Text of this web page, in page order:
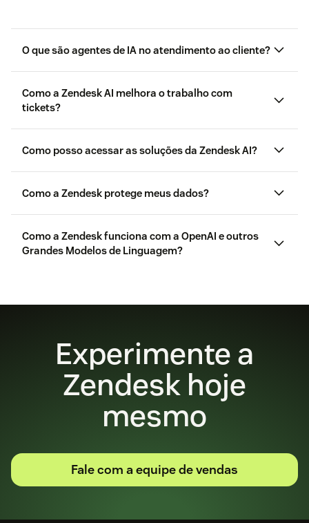
O que são agentes de IA no atendimento ao cliente?
Como a Zendesk AI melhora o trabalho com
tickets?
Como posso acessar as soluções da Zendesk AI?
Como a Zendesk protege meus dados?
Como a Zendesk funciona com a OpenAI e outros
Grandes Modelos de Linguagem?
Experimente a
Zendesk hoje
mesmo
Fale com a equipe de vendas